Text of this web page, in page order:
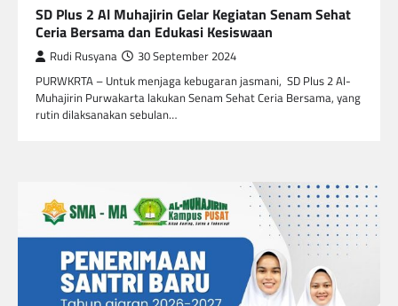
SD Plus 2 Al Muhajirin Gelar Kegiatan Senam Sehat
Ceria Bersama dan Edukasi Kesiswaan
Rudi Rusyana 30 September 2024
PURWKRTA – Untuk menjaga kebugaran jasmani, SD Plus 2 Al-
Muhajirin Purwakarta lakukan Senam Sehat Ceria Bersama, yang
rutin dilaksanakan sebulan…